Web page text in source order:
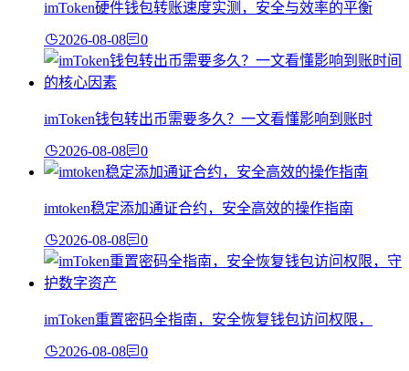
imToken硬件钱包转账速度实测，安全与效率的平衡
2026-08-08 0
imToken钱包转出币需要多久？一文看懂影响到账时
2026-08-08 0
imtoken稳定添加通证合约，安全高效的操作指南
2026-08-08 0
imToken重置密码全指南，安全恢复钱包访问权限，
2026-08-08 0